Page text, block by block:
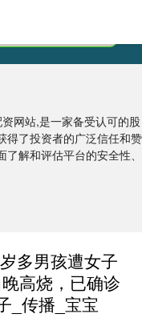
网站,是一家备受认可的股
得了投资者的广泛信任和赞
解和评估平台的安全性、
多男孩遭女子
高烧，已确诊
_传播_宝宝